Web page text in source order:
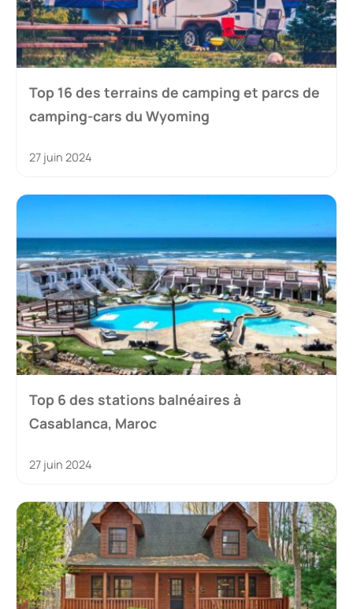
Top 16 des terrains de camping et parcs de
camping-cars du Wyoming
27 juin 2024
Top 6 des stations balnéaires à
Casablanca, Maroc
27 juin 2024